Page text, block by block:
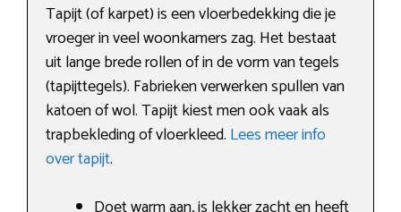
Tapijt (of karpet) is een vloerbedekking die je
vroeger in veel woonkamers zag. Het bestaat
uit lange brede rollen of in de vorm van tegels
(tapijttegels). Fabrieken verwerken spullen van
katoen of wol. Tapijt kiest men ook vaak als
trapbekleding of vloerkleed. Lees meer info
over tapijt.